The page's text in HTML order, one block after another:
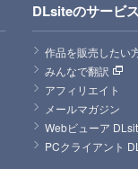
DLsiteのサービス
作品を販売したい
みんなで翻訳
アフィリエイト
メールマガジン
Webビューア
PCクライアント